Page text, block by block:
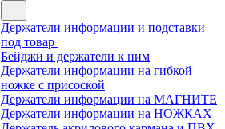
Держатели информации и подставки
под товар
Бейджи и держатели к ним
Держатели информации на гибкой
ножке с присоской
Держатели информации на МАГНИТЕ
Держатели информации на НОЖКАХ